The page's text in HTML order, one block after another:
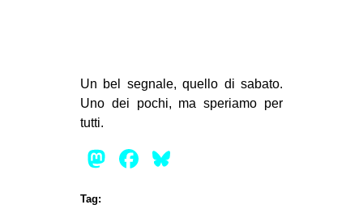
Un bel segnale, quello di sabato.
Uno dei pochi, ma speriamo per
tutti.
Mastodon
Facebook
Tag: